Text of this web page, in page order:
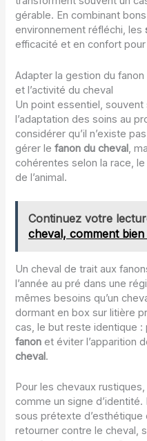
gérable. En combinant
environnement réfléchi, les
efficacité et en confort pour
Adapter la gestion du
et l’activité du cheval
Un point essentiel,
l’adaptation des soins au
considérer qu’il n’existe
gérer lefanon du cheval,
cohérentes selon la race,
de l’animal.
Continuez votre
cheval, comment
Un cheval de trait aux
l’année au pré dans une
mêmes besoins qu’un
dormant en box sur litière
cas, le but reste identique
fanon et éviter l’apparition
cheval.
Pour les chevaux
comme un signe
sous prétexte
retourner contre le cheval,